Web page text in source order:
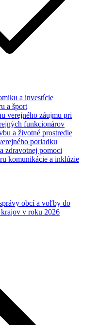
a investície
a šport
verejného záujmu pri
funkcionárov
a životné prostredie
poriadku
zdravotnej pomoci
komunikácie a inklúzie
obcí a voľby do
v roku 2026